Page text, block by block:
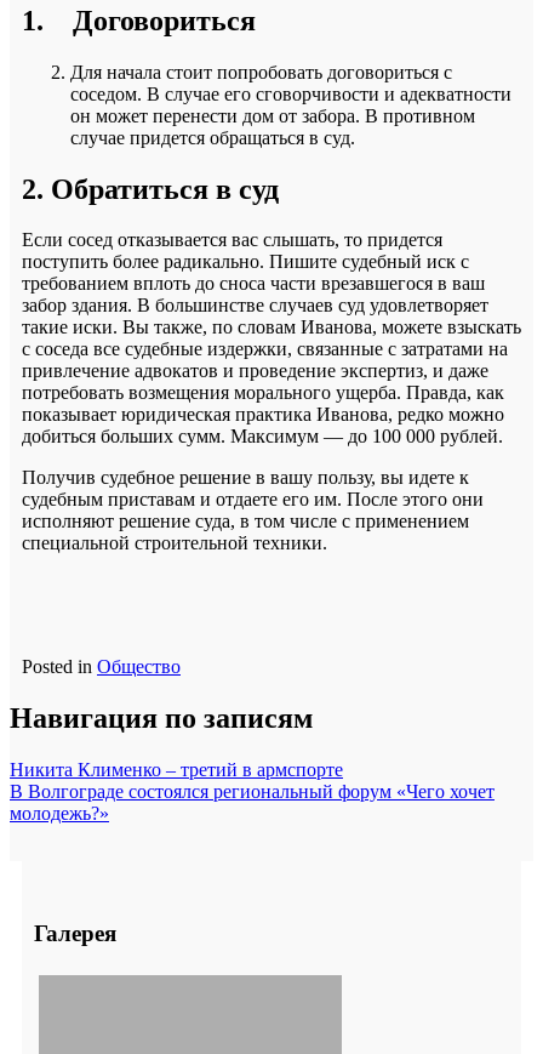
1. Договориться
Для начала стоит попробовать договориться с
соседом. В случае его сговорчивости и адекватности
он может перенести дом от забора. В противном
случае придется обращаться в суд.
2. Обратиться в суд
Если сосед отказывается вас слышать, то придется
поступить более радикально. Пишите судебный иск с
требованием вплоть до сноса части врезавшегося в ваш
забор здания. В большинстве случаев суд удовлетворяет
такие иски. Вы также, по словам Иванова, можете взыскать
с соседа все судебные издержки, связанные с затратами на
привлечение адвокатов и проведение экспертиз, и даже
потребовать возмещения морального ущерба. Правда, как
показывает юридическая практика Иванова, редко можно
добиться больших сумм. Максимум — до 100 000 рублей.
Получив судебное решение в вашу пользу, вы идете к
судебным приставам и отдаете его им. После этого они
исполняют решение суда, в том числе с применением
специальной строительной техники.
Posted in Общество
Навигация по записям
Никита Клименко – третий в армспорте
В Волгограде состоялся региональный форум «Чего хочет
молодежь?»
Галерея